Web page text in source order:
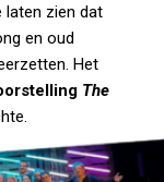
laten zien dat
en oud
Het
The